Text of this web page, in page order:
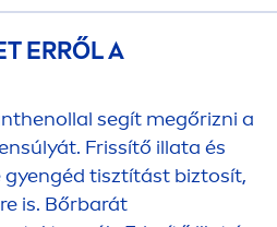
ERRŐL A
segít megőrizni a
Frissítő illata és
tisztítást biztosít,
is. Bőrbarát